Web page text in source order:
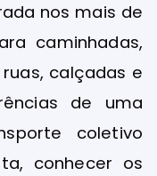
nos mais de
caminhadas,
calçadas e
de uma
coletivo
conhecer os